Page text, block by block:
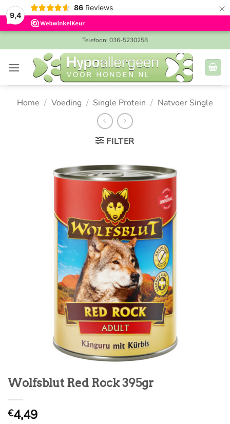
9,4
86 Reviews ×
Ga
naar
inhoud
Telefoon: 036-5230258
Home / Voeding / Single Protein / Natvoer Single
FILTER
Wolfsblut Red Rock 395gr
€4,49